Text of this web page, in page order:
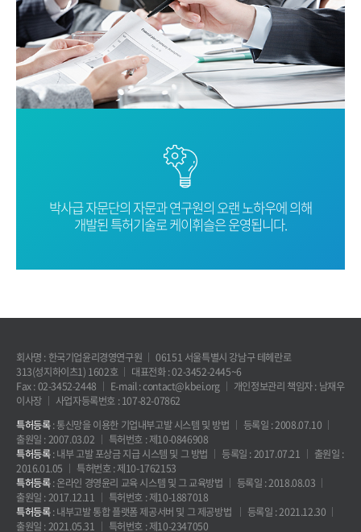
박사급 자문단의 자문과 연구원의 오랜노하우에 의해
개발된 특허기술로케이휘슬은 운영됩니다.
회사명 : 한국기업윤리경영연구원
06151 서울특별시 강남구 테헤란로
313(성지하이츠1) 1602호
대표전화 : 02-3452-2445~6
Fax : 02-3452-2448
E-mail : contact@kbei.org
개인정보관리 책임자 : 남재우
이사장
사업자등록번호 : 107-82-07862
특허등록: 통신망을 이용한 기업내부고발 시스템 및 방법
등록일 : 2008.07.10
출원일 : 2007.03.02
특허번호 : 제10-0846908
특허등록: 내부 고발 포상금 지급 시스템 및 그 방법 등록일 : 2017.07.21
출원일 :
2016.01.05
특허번호 : 제10-1762153
특허등록: 온라인 경영윤리 교육 시스템 및 그 교육방법
등록일 : 2018.08.03
출원일 : 2017.12.11
특허번호 : 제10-1887018
특허등록: 내부고발 통합 플랫폼 제공서버 및 그 제공방법
등록일 : 2021.12.30
출원일 : 2021.05.31
특허번호 : 제10-2347050